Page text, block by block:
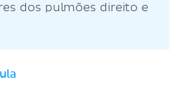
dos pulmões direito e